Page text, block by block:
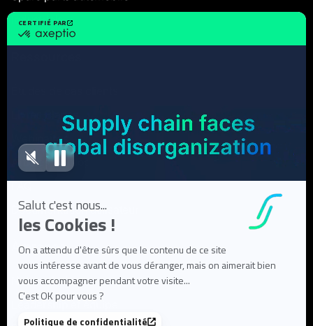
Industriels
Livres Blancs
Webinaires
Articles de blog
Documentation utilisateur
À propos
Notre mission
Leadership et équipe